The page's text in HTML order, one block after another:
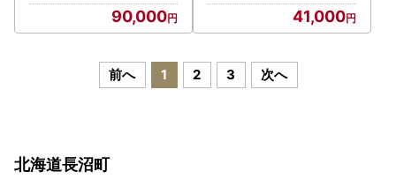
90,000 41,000
前へ 1 2 3 次へ
北海道長沼町